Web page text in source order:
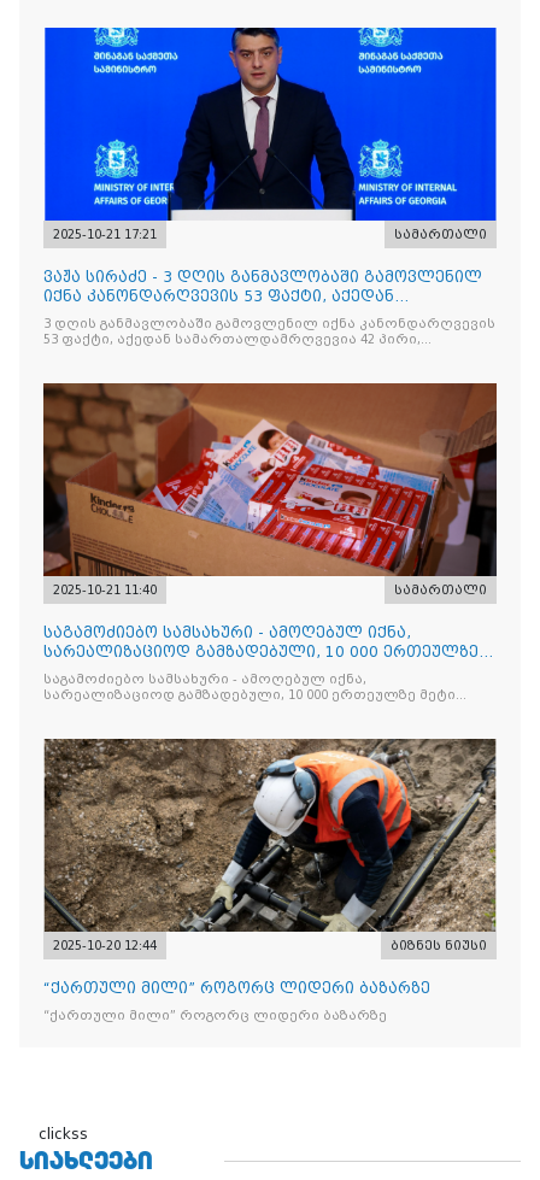
2025-10-21 17:21 სამართალი
ვაჟა სირაძე - 3 დღის განმავლობაში გამოვლენილ
იქნა კანონდარღვევის 53 ფაქტი, აქედან
სამართალდამრღვევია
3 დღის განმავლობაში გამოვლენილ იქნა კანონდარღვევის
53 ფაქტი, აქედან სამართალდამრღვევია 42 პირი,
2025-10-21 11:40 სამართალი
საგამოძიებო სამსახური - ამოღებულ იქნა,
სარეალიზაციოდ გამზადებული, 10 000 ერთეულზე
მეტი „Jacobs Monar
საგამოძიებო სამსახური - ამოღებულ იქნა,
სარეალიზაციოდ გამზადებული, 10 000 ერთეულზე მეტი
„Raffaello”-ს სასაქონლო ნიშნით უკანონო ნიშანდებული
ტკბილეული
2025-10-20 12:44 ბიზნეს ნიუსი
“ქართული მილი” როგორც ლიდერი ბაზარზე
“ქართული მილი” როგორც ლიდერი ბაზარზე
clickss
ᲡᲘᲐᲮᲚᲔᲔᲑᲘ